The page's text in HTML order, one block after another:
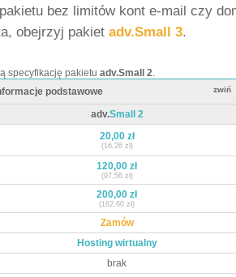
bez limitów kont e-mail czy
obejrzyj pakiet adv.Small 3.
specyfikację pakietu adv.Small 2.
podstawowe
zwiń
adv.Small 2
20,00 zł
(16,26 zł)
120,00 zł
(97,56 zł)
200,00 zł
(162,60 zł)
Zamów
Hosting wirtualny
brak